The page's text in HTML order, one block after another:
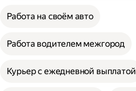
Работа на своём авто
Работа водителем межгород
Курьер с ежедневной выплатой